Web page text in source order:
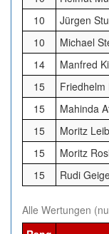
10
Jürgen
10
Michael
14
Manfred
15
Friedhelm
15
Mahinda
15
Moritz
15
Moritz
15
Rudi
Alle Wertungen